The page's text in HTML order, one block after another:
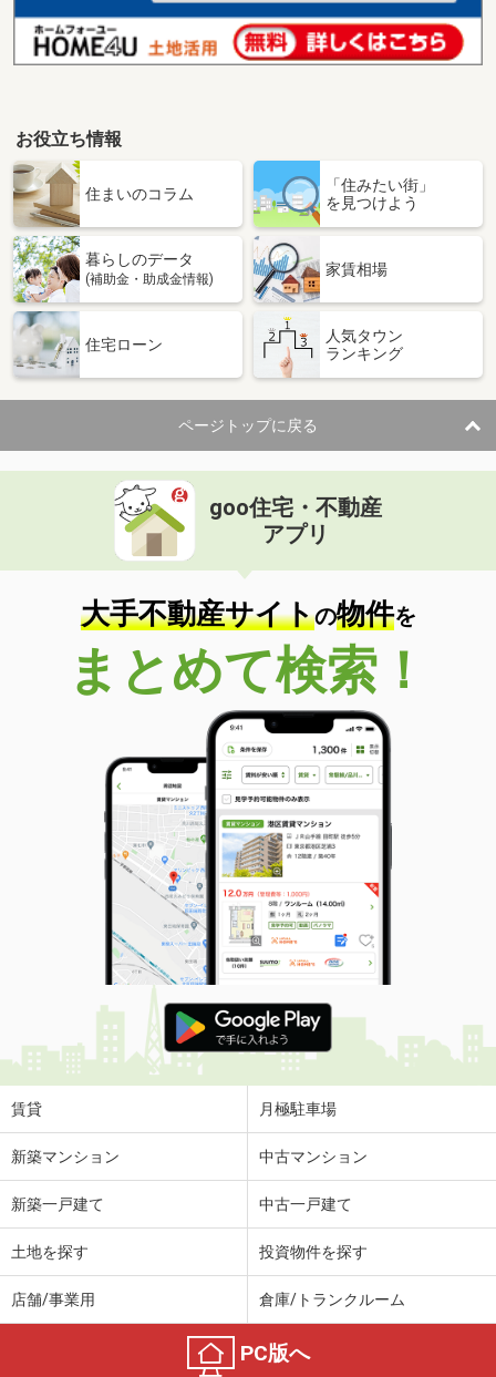
お役立ち情報
住まいのコラム
「住みたい街」
を見つけよう
暮らしのデータ
(補助金・助成金情報)
家賃相場
住宅ローン
人気タウン
ランキング
ページトップに戻る
goo住宅・不動産
アプリ
大手不動産サイトの物件を
まとめて検索！
賃貸 月極駐車場
新築マンション 中古マンション
新築一戸建て 中古一戸建て
土地を探す 投資物件を探す
店舗/事業用 倉庫/トランクルーム
PC版へ